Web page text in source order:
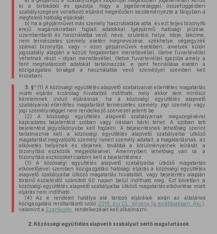
ki a birtokából és igazolja, hogy a jogelleneséggel összefüggésben
szabályszegésre vonatkozó eljárást megelőzően kezdeményezte a tárgyban a
megfelelő hatóság eljárását,
b) ha a gépjárművet más személy használatába adta, és ezt teljes bizonyító
erejű magánokiratban foglalt adatokkal (gépjármű hatósági jelzése,
üzembentartó és használatba vevő, neve, születési helye, ideje, lakcíme,
nem természetes személy esetén megnevezése, székhelye, cégjegyzék
száma) bizonyítja, vagy – azon gépjárművek esetében, amelyek külön
jogszabály alapján a közúti forgalomban menetlevéllel, illetve fuvarlevéllel
vehetnek részt – olyan menetlevéllel, illetve fuvarlevéllel igazolja amely a
fent meghatározott adatokat tartalmazzák, e pont fennállása esetén a
közigazgatási bírságot a használatba vevő személlyel szemben kell
kiszabani.
3. §4 (1) A közösségi együttélés alapvető szabályaival ellentétes magatartás
miatti eljárás kizárólag hivatalból indítható, mely akkor sem minősül
kérelemnek indult eljárásnak, ha a közösségi együttélés alapvető
szabályaival ellentétes magatartást természetes személy, jogi személy vagy
jogi személyiséggel nem rendelkező szervezet jelenti be.
(2) A közösségi együttélés alapvető szabályainak megszegésével
kapcsolatos bejelentést szóban vagy írásban bárki tehet. A szóban tett
bejelentést jegyzőkönyvbe kell foglalni. A bejelentésnek lehetőség szerint
tartalmaznia kell a közösségi együttélés alapvető szabályaiba ütköző
magatartást megvalósító személy ismert személy adatait, a magatartásnak, az
elkövetés helyének és idejének, továbbá a körülményeinek leírását, a
bizonyítási eszközök megjelölésével. Amennyiben lehetőség van rá, a
bizonyítási eszközöket csatolni kell a bejelentéshez.
(3) A közösségi együttélés alapvető szabályaiba ütköző magatartás
elkövetőjével szemben közigazgatási hatósági eljárás a közösségi együttélés
alapvető szabályaiba ütköző magatartás hivatalból, vagy bejelentés alapján
történő észleléstől számított 60 napon belül indítható meg. Ezt követően a
közösségi együttélés alapvető szabályaiba ütköző magatartás elkövetése miatt
eljárás nem indítható.
(4) Az e rendelet hatálya alá tartozó eljárások során az általános
közigazgatási rendtartásról szóló 2016. évi CL. törvény (a továbbiakban: Ákr.)
valamint a Szankciótv. rendelkezését kell alkalmazni.
2. Közösségi együttélés alapvető szabályait sértő magatartások